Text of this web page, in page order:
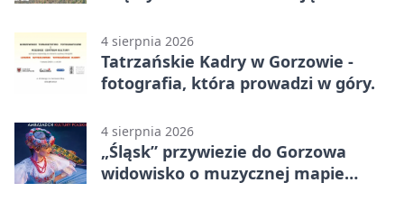
4 sierpnia 2026
Tatrzańskie Kadry w Gorzowie -
fotografia, która prowadzi w góry.
4 sierpnia 2026
„Śląsk” przywiezie do Gorzowa
widowisko o muzycznej mapie